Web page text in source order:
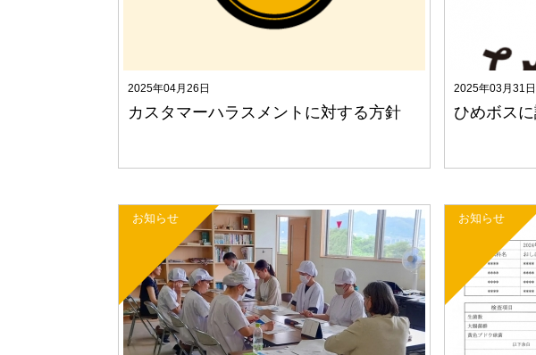
2025年04月26日
カスタマーハラスメントに対する方針
2025年03月31日
ひめボス